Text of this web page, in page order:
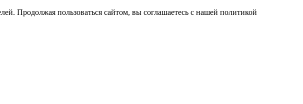
Продолжая пользоваться сайтом, вы соглашаетесь с нашей политикой